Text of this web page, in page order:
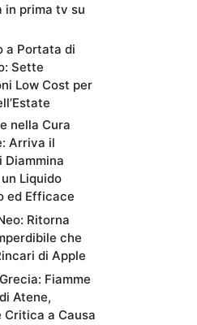
in prima tv su
a Portata di
Sette
Low Cost per
nella Cura
Arriva il
Diammina
un Liquido
ed Efficace
Ritorna
che
di Apple
Fiamme
Atene,
Critica a Causa